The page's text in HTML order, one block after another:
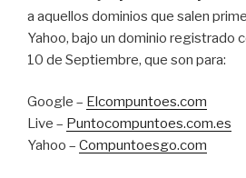
a aquellos dominios que salen
Yahoo, bajo un dominio registrado
10 de Septiembre, que son para:
Google – Elcompuntoes.com
Live – Puntocompuntoes.com.es
Yahoo – Compuntoesgo.com